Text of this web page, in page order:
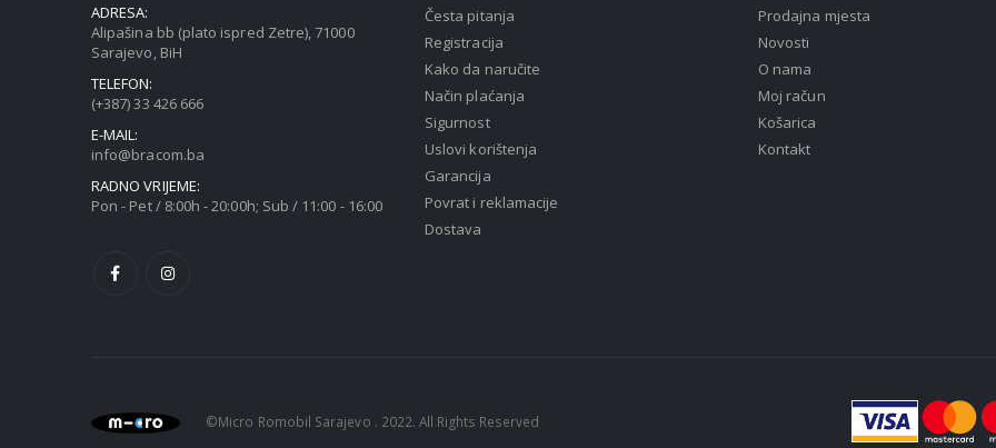
ADRESA:
Alipašina bb (plato ispred Zetre), 71000
Sarajevo, BiH
TELEFON:
(+387) 33 426 666
E-MAIL:
info@bracom.ba
RADNO VRIJEME:
Pon - Pet / 8:00h - 20:00h; Sub / 11:00 - 16:00
Česta pitanja
Registracija
Kako da naručite
Način plaćanja
Sigurnost
Uslovi korištenja
Garancija
Povrat i reklamacije
Dostava
Prodajna mjesta
Novosti
O nama
Moj račun
Košarica
Kontakt
©Micro Romobil Sarajevo . 2022. All Rights Reserved